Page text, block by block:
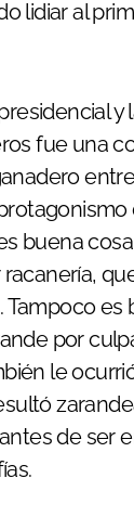
lidiar al
y
fue una
buena
Tampoco es
por
le
de ser